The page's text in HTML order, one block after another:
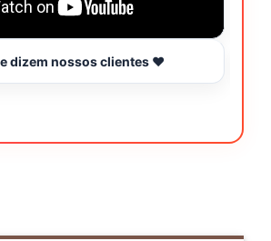
dizem nossos clientes ❤️